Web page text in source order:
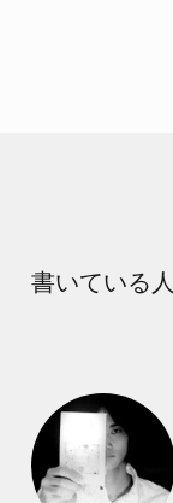
書いている人